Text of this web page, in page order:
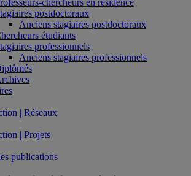
chercheurs en résidence
postdoctoraux
Anciens stagiaires postdoctoraux
étudiants
professionnels
Anciens stagiaires professionnels
| Réseaux
| Projets
publications